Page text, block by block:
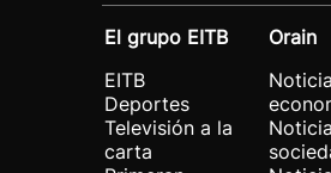
El grupo EITB
EITB
Deportes
Televisión a la
carta
Orain